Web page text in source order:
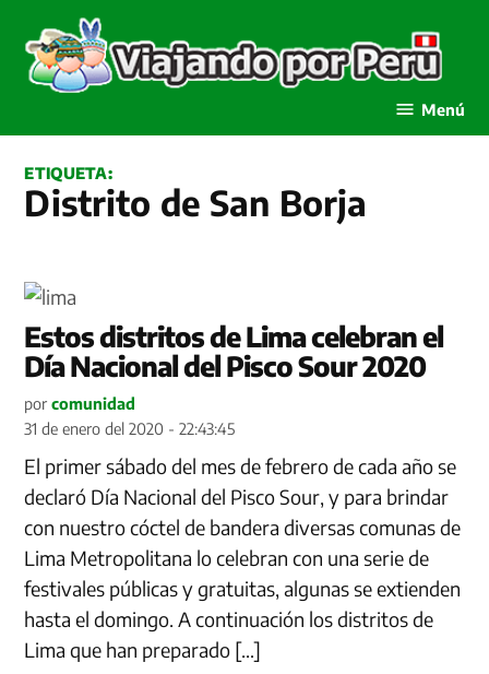
contenido
Menú
ETIQUETA:
Distrito de San Borja
Estos distritos de Lima celebran el
Día Nacional del Pisco Sour 2020
por comunidad
31 de enero del 2020 - 22:43:45
El primer sábado del mes de febrero de cada año se
declaró Día Nacional del Pisco Sour, y para brindar
con nuestro cóctel de bandera diversas comunas de
Lima Metropolitana lo celebran con una serie de
festivales públicas y gratuitas, algunas se extienden
hasta el domingo. A continuación los distritos de
Lima que han preparado […]